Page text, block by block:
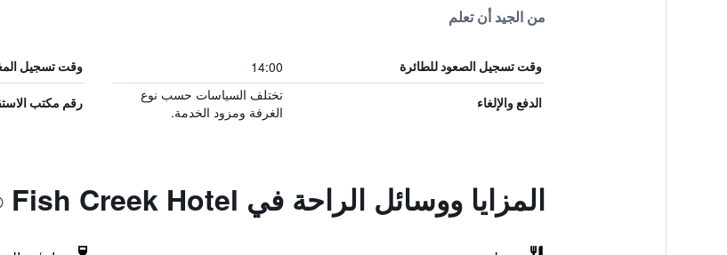
من الجيد أن تعلم
وقت تسجيل الصعود للطائرة 14:00 وقت تسجيل
الدفع والإلغاء
تختلف السياسات حسب نوع
الغرفة ومزود الخدمة.
رقم مكتب
المزايا ووسائل الراحة في Fish Creek Hotel